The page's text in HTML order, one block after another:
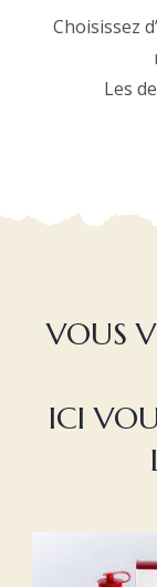
Choisissez
Les
VOUS
ICI